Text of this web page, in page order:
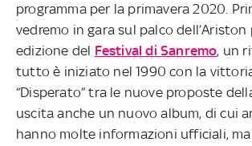
programma per la primavera 2020.
vedremo in gara sul palco dell’Ariston
edizione del Festival di Sanremo, un
tutto è iniziato nel 1990 con la
“Disperato” tra le nuove proposte
uscita anche un nuovo album, di cui
hanno molte informazioni ufficiali,